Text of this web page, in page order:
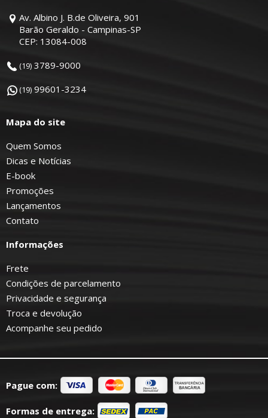
Av. Albino J. B.de Oliveira, 901
Barão Geraldo - Campinas-SP
CEP: 13084-008
(19) 3789-9000
(19) 99601-3234
Mapa do site
Quem Somos
Dicas e Notícias
E-book
Promoções
Lançamentos
Contato
Informações
Frete
Condições de parcelamento
Privacidade e segurança
Troca e devolução
Acompanhe seu pedido
Pague com:
Formas de entrega: